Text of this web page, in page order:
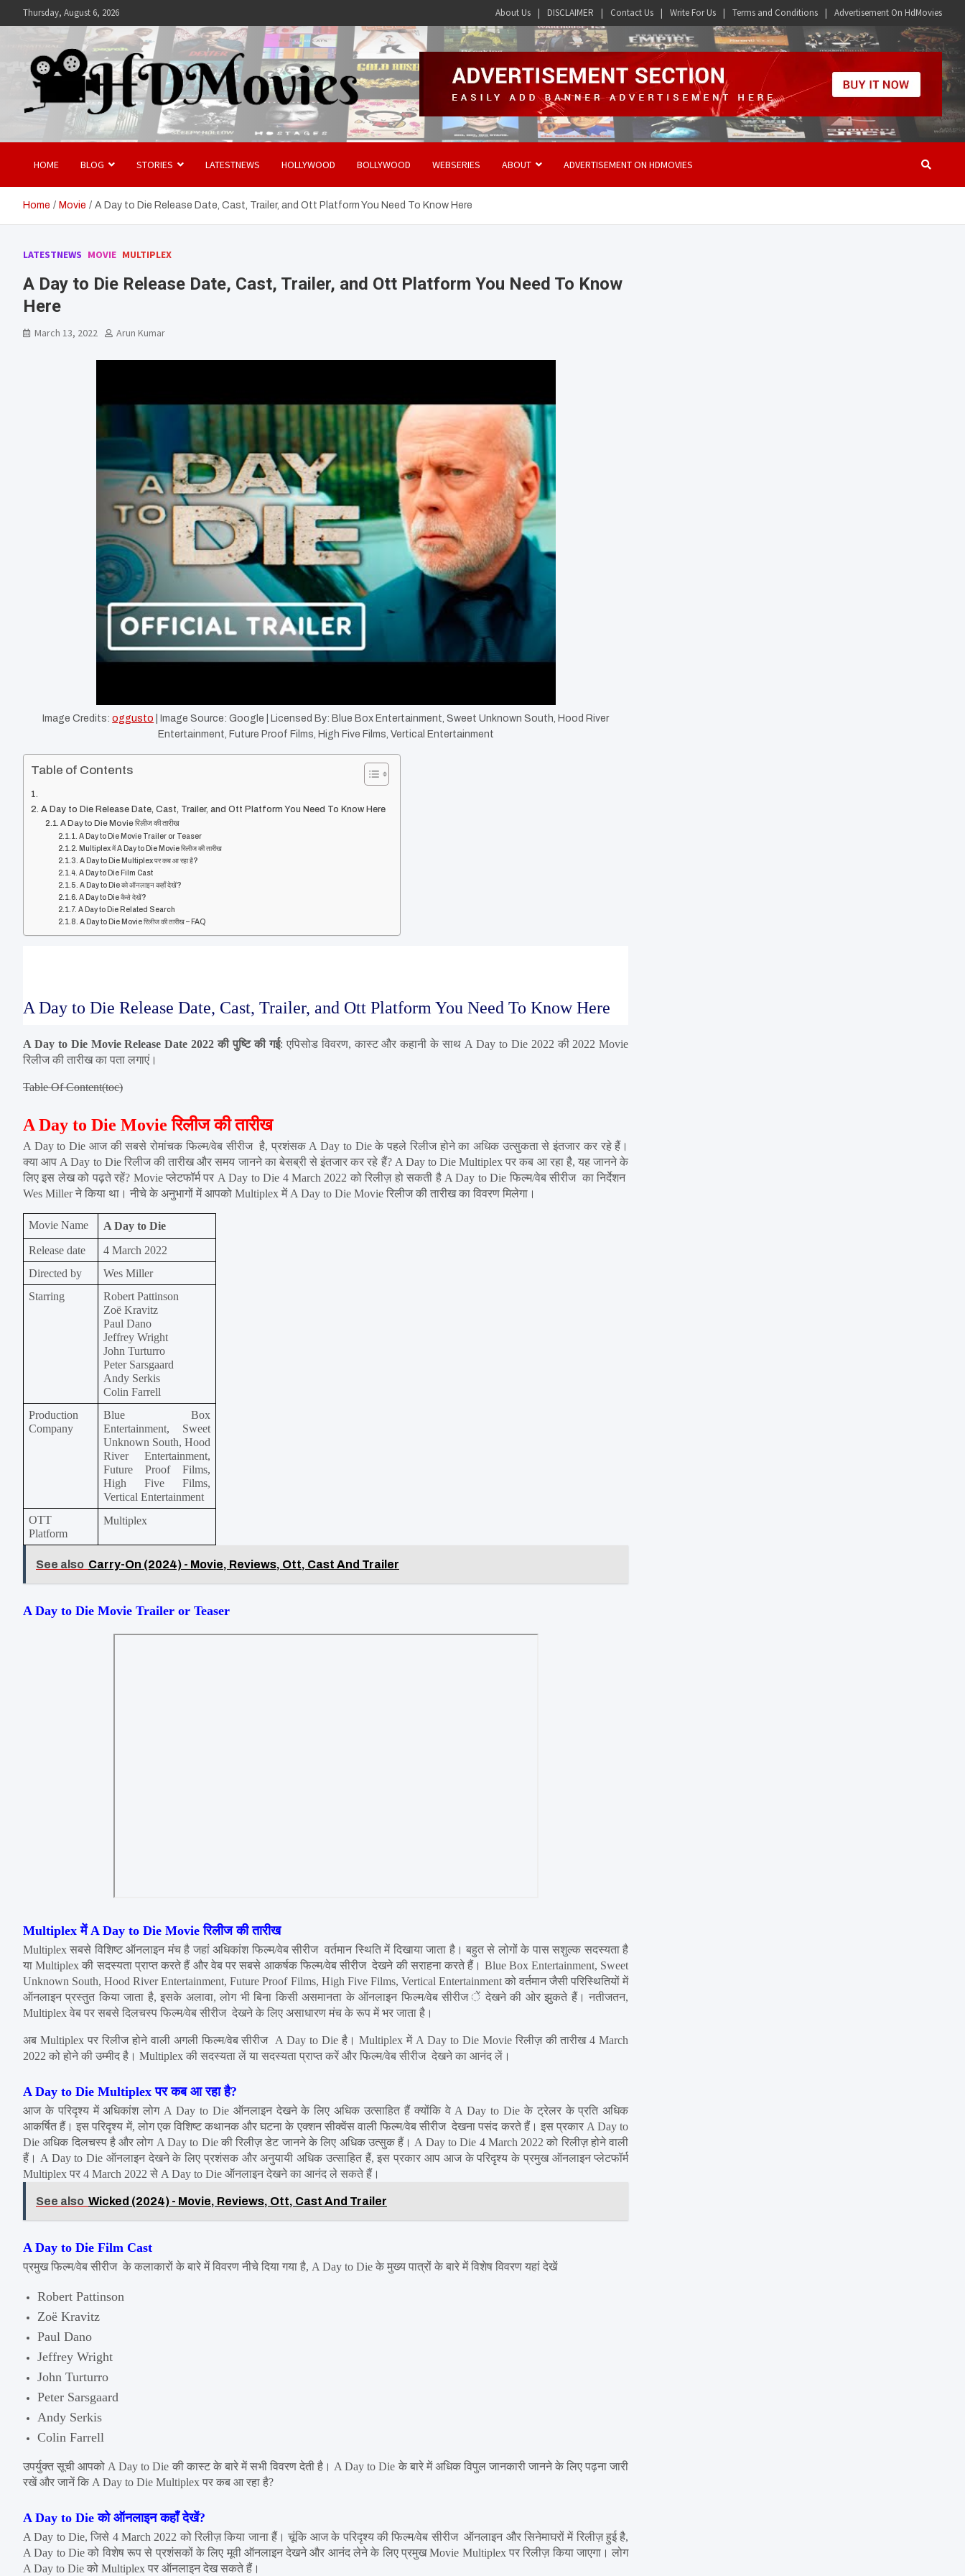
Thursday, August 6, 2026 About Us DISCLAIMER Contact Us Write For Us Terms and Conditions Advertisement On HdMovies
Hdmovies
HOME BLOG STORIES LATESTNEWS HOLLYWOOD BOLLYWOOD WEBSERIES ABOUT ADVERTISEMENT ON HDMOVIES
Home Movie A Day to Die Release Date, Cast, Trailer, and Ott Platform You Need To Know Here
LATESTNEWS MOVIE MULTIPLEX
A Day to Die Release Date, Cast, Trailer, and Ott Platform You Need To Know
Here
March 13, 2022 Arun Kumar
Image Credits:oggusto | Image Source: Google | Licensed By: Blue Box Entertainment, Sweet Unknown South, Hood River
Entertainment, Future Proof Films, High Five Films, Vertical Entertainment
Table of Contents
A Day to Die Release Date, Cast, Trailer, and Ott Platform You Need To Know Here
A Day to Die Movie रिलीज की तारीख
A Day to Die Movie Trailer or Teaser
Multiplex में A Day to Die Movie रिलीज की तारीख
A Day to Die Multiplex पर कब आ रहा है?
A Day to Die Film Cast
A Day to Die को ऑनलाइन कहाँ देखें?
A Day to Die कैसे देखें?
A Day to Die Related Search
A Day to Die Movie रिलीज की तारीख – FAQ
A Day to Die Release Date, Cast, Trailer, and Ott Platform You Need To Know Here
A Day to Die Movie Release Date 2022 की पुष्टि की गई: एपिसोड विवरण, कास्ट और कहानी के साथ A Day to Die 2022 की 2022 Movie
रिलीज की तारीख का पता लगाएं।
Table Of Content(toc)
A Day to Die Movie रिलीज की तारीख
A Day to Die आज की सबसे रोमांचक फिल्म/वेब सीरीज  है, प्रशंसक A Day to Die के पहले रिलीज होने का अधिक उत्सुकता से इंतजार कर रहे हैं।
क्या आप A Day to Die रिलीज की तारीख और समय जानने का बेसब्री से इंतजार कर रहे हैं? A Day to Die Multiplex पर कब आ रहा है, यह जानने के
लिए इस लेख को पढ़ते रहें? Movie प्लेटफॉर्म पर A Day to Die 4 March 2022 को रिलीज़ हो सकती है A Day to Die फिल्म/वेब सीरीज  का निर्देशन
Wes Miller ने किया था। नीचे के अनुभागों में आपको Multiplex में A Day to Die Movie रिलीज की तारीख का विवरण मिलेगा।
Movie Name
A Day to Die
Release date
4 March 2022
Directed by
Wes Miller
Starring
Robert Pattinson
Zoë Kravitz
Paul Dano
Jeffrey Wright
John Turturro
Peter Sarsgaard
Andy Serkis
Colin Farrell
Production
Company
Blue Box
Entertainment, Sweet
Unknown South, Hood
River Entertainment,
Future Proof Films,
High Five Films,
Vertical Entertainment
OTT
Platform
Multiplex
See also Carry-On (2024) - Movie, Reviews, Ott, Cast And Trailer
A Day to Die Movie Trailer or Teaser
Multiplex में A Day to Die Movie रिलीज की तारीख
Multiplex सबसे विशिष्ट ऑनलाइन मंच है जहां अधिकांश फिल्म/वेब सीरीज  वर्तमान स्थिति में दिखाया जाता है। बहुत से लोगों के पास सशुल्क सदस्यता है
या Multiplex की सदस्यता प्राप्त करते हैं और वेब पर सबसे आकर्षक फिल्म/वेब सीरीज  देखने की सराहना करते हैं। Blue Box Entertainment, Sweet
Unknown South, Hood River Entertainment, Future Proof Films, High Five Films, Vertical Entertainment को वर्तमान जैसी परिस्थितियों में
ऑनलाइन प्रस्तुत किया जाता है, इसके अलावा, लोग भी बिना किसी असमानता के ऑनलाइन फिल्म/वेब सीरीज ें देखने की ओर झुकते हैं। नतीजतन,
Multiplex वेब पर सबसे दिलचस्प फिल्म/वेब सीरीज  देखने के लिए असाधारण मंच के रूप में भर जाता है।
अब Multiplex पर रिलीज होने वाली अगली फिल्म/वेब सीरीज  A Day to Die है। Multiplex में A Day to Die Movie रिलीज़ की तारीख 4 March
2022 को होने की उम्मीद है। Multiplex की सदस्यता लें या सदस्यता प्राप्त करें और फिल्म/वेब सीरीज  देखने का आनंद लें।
A Day to Die Multiplex पर कब आ रहा है?
आज के परिदृश्य में अधिकांश लोग A Day to Die ऑनलाइन देखने के लिए अधिक उत्साहित हैं क्योंकि वे A Day to Die के ट्रेलर के प्रति अधिक
आकर्षित हैं। इस परिदृश्य में, लोग एक विशिष्ट कथानक और घटना के एक्शन सीक्वेंस वाली फिल्म/वेब सीरीज  देखना पसंद करते हैं। इस प्रकार A Day to
Die अधिक दिलचस्प है और लोग A Day to Die की रिलीज़ डेट जानने के लिए अधिक उत्सुक हैं। A Day to Die 4 March 2022 को रिलीज़ होने वाली
हैं। A Day to Die ऑनलाइन देखने के लिए प्रशंसक और अनुयायी अधिक उत्साहित हैं, इस प्रकार आप आज के परिदृश्य के प्रमुख ऑनलाइन प्लेटफॉर्म
Multiplex पर 4 March 2022 से A Day to Die ऑनलाइन देखने का आनंद ले सकते हैं।
See also Wicked (2024) - Movie, Reviews, Ott, Cast And Trailer
A Day to Die Film Cast
प्रमुख फिल्म/वेब सीरीज  के कलाकारों के बारे में विवरण नीचे दिया गया है, A Day to Die के मुख्य पात्रों के बारे में विशेष विवरण यहां देखें
Robert Pattinson
Zoë Kravitz
Paul Dano
Jeffrey Wright
John Turturro
Peter Sarsgaard
Andy Serkis
Colin Farrell
उपर्युक्त सूची आपको A Day to Die की कास्ट के बारे में सभी विवरण देती है। A Day to Die के बारे में अधिक विपुल जानकारी जानने के लिए पढ़ना जारी
रखें और जानें कि A Day to Die Multiplex पर कब आ रहा है?
A Day to Die को ऑनलाइन कहाँ देखें?
A Day to Die, जिसे 4 March 2022 को रिलीज़ किया जाना हैं। चूंकि आज के परिदृश्य की फिल्म/वेब सीरीज  ऑनलाइन और सिनेमाघरों में रिलीज़ हुई है,
A Day to Die को विशेष रूप से प्रशंसकों के लिए मूवी ऑनलाइन देखने और आनंद लेने के लिए प्रमुख Movie Multiplex पर रिलीज़ किया जाएगा। लोग
A Day to Die को Multiplex पर ऑनलाइन देख सकते हैं।